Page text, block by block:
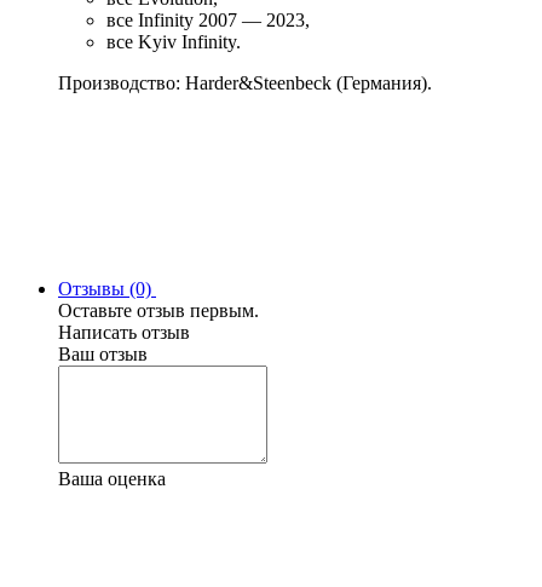
все Infinity 2007 — 2023,
все Kyiv Infinity.
Производство: Harder&Steenbeck (Германия).
Отзывы (0)
Оставьте отзыв первым.
Написать отзыв
Ваш отзыв
Ваша оценка